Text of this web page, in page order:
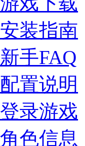
安装指南
新手FAQ
配置说明
登录游戏
角色信息